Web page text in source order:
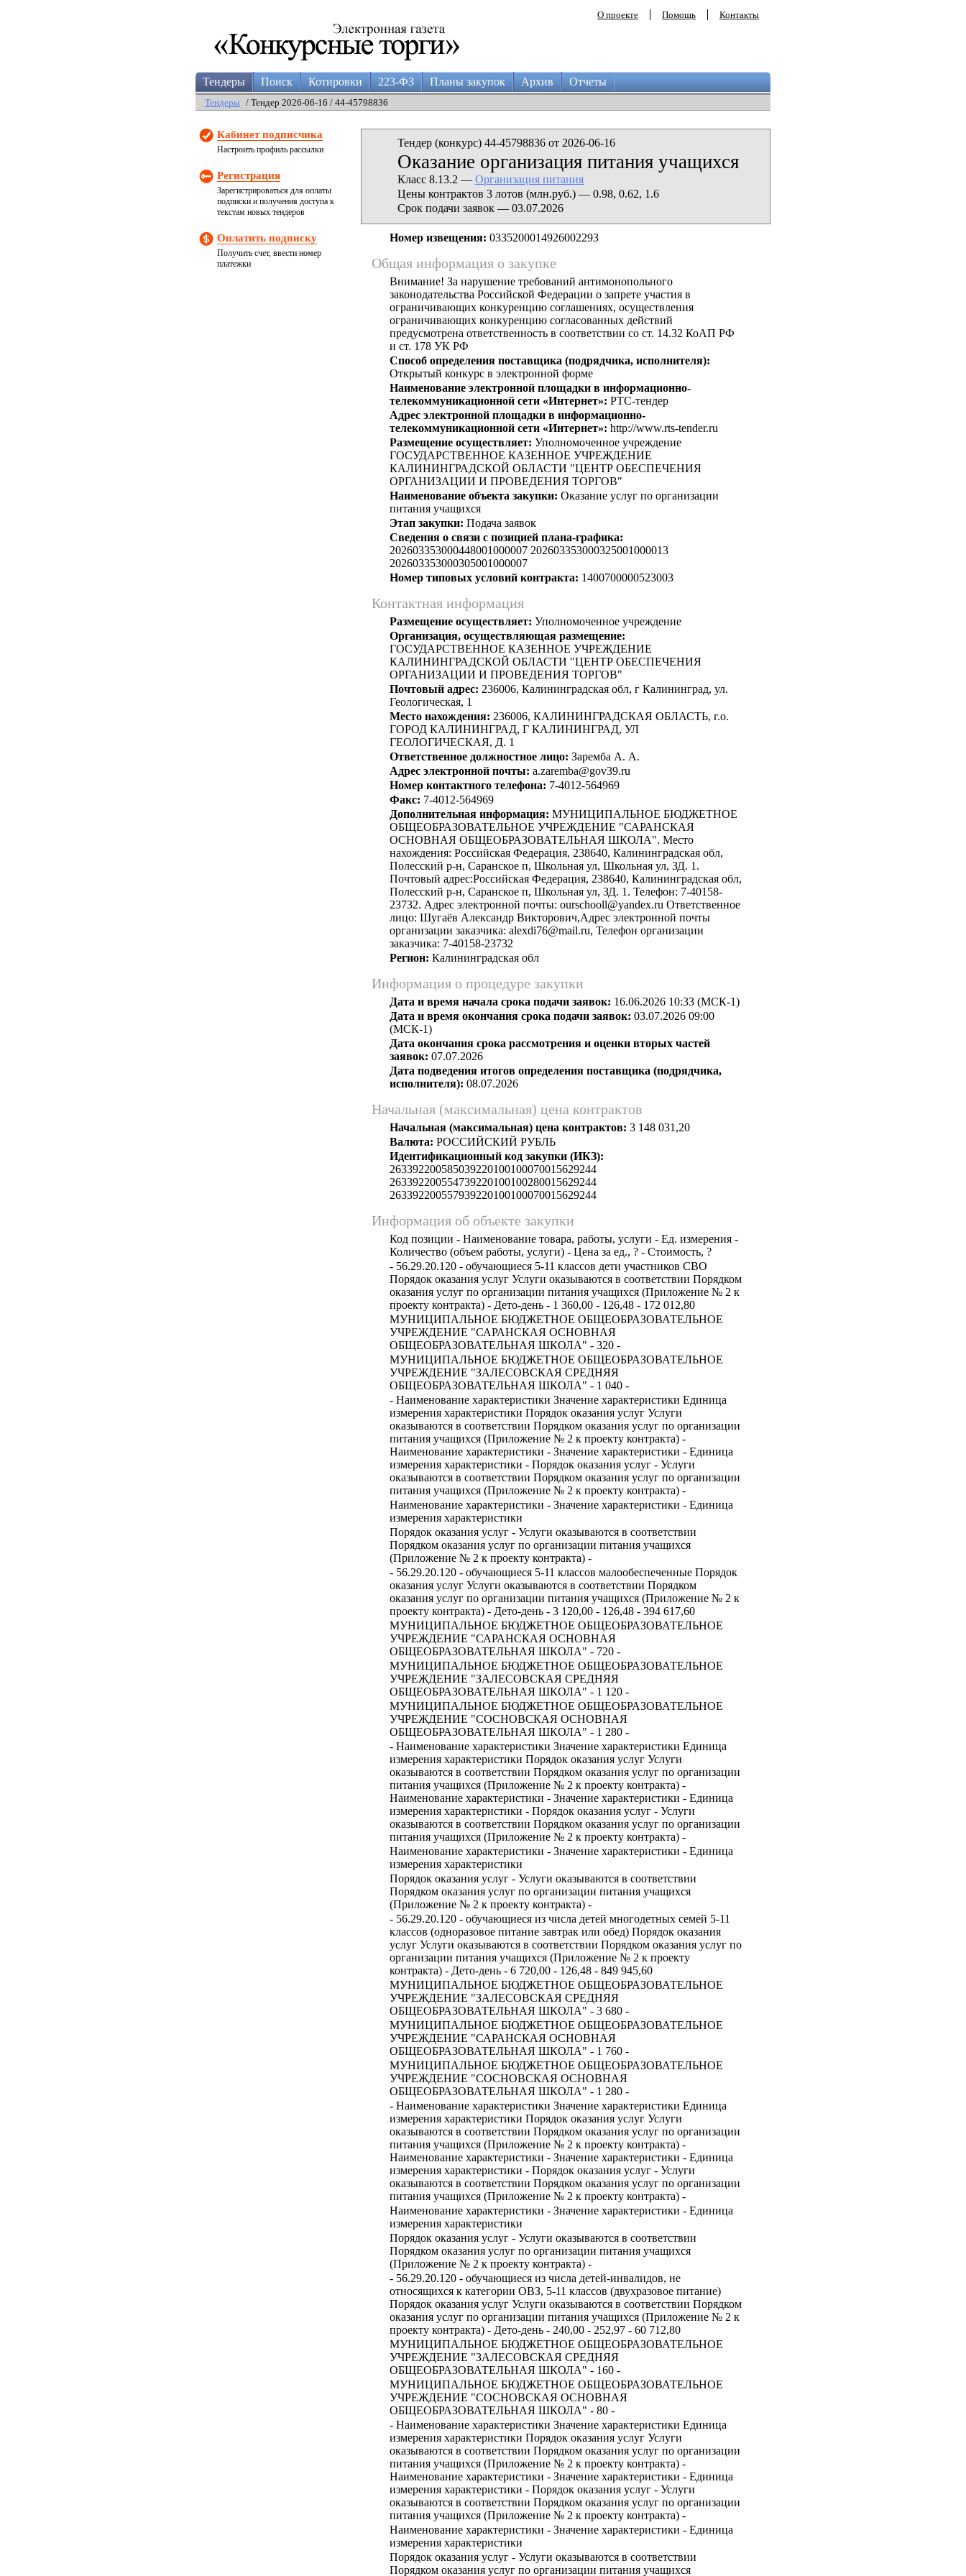
О проекте Помощь Контакты
Тендеры Поиск Котировки 223-ФЗ Планы закупок Архив Отчеты
Тендеры / Тендер 2026-06-16 / 44-45798836
Кабинет подписчика
Настроить профиль рассылки
Регистрация
Зарегистрироваться для оплаты
подписки и получения доступа к
текстам новых тендеров
Оплатить подписку
Получить счет, ввести номер
платежки
Тендер (конкурс) 44-45798836 от 2026-06-16
Оказание организация питания учащихся
Класс 8.13.2 — Организация питания
Цены контрактов 3 лотов (млн.руб.) — 0.98, 0.62, 1.6
Срок подачи заявок — 03.07.2026
Номер извещения: 0335200014926002293
Общая информация о закупке
Внимание! За нарушение требований антимонопольного
законодательства Российской Федерации о запрете участия в
ограничивающих конкуренцию соглашениях, осуществления
ограничивающих конкуренцию согласованных действий
предусмотрена ответственность в соответствии со ст. 14.32 КоАП РФ
и ст. 178 УК РФ
Способ определения поставщика (подрядчика, исполнителя):
Открытый конкурс в электронной форме
Наименование электронной площадки в информационно-
телекоммуникационной сети «Интернет»: РТС-тендер
Адрес электронной площадки в информационно-
телекоммуникационной сети «Интернет»: http://www.rts-tender.ru
Размещение осуществляет: Уполномоченное учреждение
ГОСУДАРСТВЕННОЕ КАЗЕННОЕ УЧРЕЖДЕНИЕ
КАЛИНИНГРАДСКОЙ ОБЛАСТИ "ЦЕНТР ОБЕСПЕЧЕНИЯ
ОРГАНИЗАЦИИ И ПРОВЕДЕНИЯ ТОРГОВ"
Наименование объекта закупки: Оказание услуг по организации
питания учащихся
Этап закупки: Подача заявок
Сведения о связи с позицией плана-графика:
202603353000448001000007 202603353000325001000013
202603353000305001000007
Номер типовых условий контракта: 1400700000523003
Контактная информация
Размещение осуществляет: Уполномоченное учреждение
Организация, осуществляющая размещение:
ГОСУДАРСТВЕННОЕ КАЗЕННОЕ УЧРЕЖДЕНИЕ
КАЛИНИНГРАДСКОЙ ОБЛАСТИ "ЦЕНТР ОБЕСПЕЧЕНИЯ
ОРГАНИЗАЦИИ И ПРОВЕДЕНИЯ ТОРГОВ"
Почтовый адрес: 236006, Калининградская обл, г Калининград, ул.
Геологическая, 1
Место нахождения: 236006, КАЛИНИНГРАДСКАЯ ОБЛАСТЬ, г.о.
ГОРОД КАЛИНИНГРАД, Г КАЛИНИНГРАД, УЛ
ГЕОЛОГИЧЕСКАЯ, Д. 1
Ответственное должностное лицо: Заремба А. А.
Адрес электронной почты: a.zaremba@gov39.ru
Номер контактного телефона: 7-4012-564969
Факс: 7-4012-564969
Дополнительная информация: МУНИЦИПАЛЬНОЕ БЮДЖЕТНОЕ
ОБЩЕОБРАЗОВАТЕЛЬНОЕ УЧРЕЖДЕНИЕ "САРАНСКАЯ
ОСНОВНАЯ ОБЩЕОБРАЗОВАТЕЛЬНАЯ ШКОЛА". Место
нахождения: Российская Федерация, 238640, Калининградская обл,
Полесский р-н, Саранское п, Школьная ул, Школьная ул, ЗД. 1.
Почтовый адрес:Российская Федерация, 238640, Калининградская обл,
Полесский р-н, Саранское п, Школьная ул, ЗД. 1. Телефон: 7-40158-
23732. Адрес электронной почты: ourschooll@yandex.ru Ответственное
лицо: Шугаёв Александр Викторович,Адрес электронной почты
организации заказчика: alexdi76@mail.ru, Телефон организации
заказчика: 7-40158-23732
Регион: Калининградская обл
Информация о процедуре закупки
Дата и время начала срока подачи заявок: 16.06.2026 10:33 (МСК-1)
Дата и время окончания срока подачи заявок: 03.07.2026 09:00
(МСК-1)
Дата окончания срока рассмотрения и оценки вторых частей
заявок: 07.07.2026
Дата подведения итогов определения поставщика (подрядчика,
исполнителя): 08.07.2026
Начальная (максимальная) цена контрактов
Начальная (максимальная) цена контрактов: 3 148 031,20
Валюта: РОССИЙСКИЙ РУБЛЬ
Идентификационный код закупки (ИКЗ):
263392200585039220100100070015629244
263392200554739220100100280015629244
263392200557939220100100070015629244
Информация об объекте закупки
Код позиции - Наименование товара, работы, услуги - Ед. измерения -
Количество (объем работы, услуги) - Цена за ед., ? - Стоимость, ?
- 56.29.20.120 - обучающиеся 5-11 классов дети участников СВО
Порядок оказания услуг Услуги оказываются в соответствии Порядком
оказания услуг по организации питания учащихся (Приложение № 2 к
проекту контракта) - Дето-день - 1 360,00 - 126,48 - 172 012,80
МУНИЦИПАЛЬНОЕ БЮДЖЕТНОЕ ОБЩЕОБРАЗОВАТЕЛЬНОЕ
УЧРЕЖДЕНИЕ "САРАНСКАЯ ОСНОВНАЯ
ОБЩЕОБРАЗОВАТЕЛЬНАЯ ШКОЛА" - 320 -
МУНИЦИПАЛЬНОЕ БЮДЖЕТНОЕ ОБЩЕОБРАЗОВАТЕЛЬНОЕ
УЧРЕЖДЕНИЕ "ЗАЛЕСОВСКАЯ СРЕДНЯЯ
ОБЩЕОБРАЗОВАТЕЛЬНАЯ ШКОЛА" - 1 040 -
- Наименование характеристики Значение характеристики Единица
измерения характеристики Порядок оказания услуг Услуги
оказываются в соответствии Порядком оказания услуг по организации
питания учащихся (Приложение № 2 к проекту контракта) -
Наименование характеристики - Значение характеристики - Единица
измерения характеристики - Порядок оказания услуг - Услуги
оказываются в соответствии Порядком оказания услуг по организации
питания учащихся (Приложение № 2 к проекту контракта) -
Наименование характеристики - Значение характеристики - Единица
измерения характеристики
Порядок оказания услуг - Услуги оказываются в соответствии
Порядком оказания услуг по организации питания учащихся
(Приложение № 2 к проекту контракта) -
- 56.29.20.120 - обучающиеся 5-11 классов малообеспеченные Порядок
оказания услуг Услуги оказываются в соответствии Порядком
оказания услуг по организации питания учащихся (Приложение № 2 к
проекту контракта) - Дето-день - 3 120,00 - 126,48 - 394 617,60
МУНИЦИПАЛЬНОЕ БЮДЖЕТНОЕ ОБЩЕОБРАЗОВАТЕЛЬНОЕ
УЧРЕЖДЕНИЕ "САРАНСКАЯ ОСНОВНАЯ
ОБЩЕОБРАЗОВАТЕЛЬНАЯ ШКОЛА" - 720 -
МУНИЦИПАЛЬНОЕ БЮДЖЕТНОЕ ОБЩЕОБРАЗОВАТЕЛЬНОЕ
УЧРЕЖДЕНИЕ "ЗАЛЕСОВСКАЯ СРЕДНЯЯ
ОБЩЕОБРАЗОВАТЕЛЬНАЯ ШКОЛА" - 1 120 -
МУНИЦИПАЛЬНОЕ БЮДЖЕТНОЕ ОБЩЕОБРАЗОВАТЕЛЬНОЕ
УЧРЕЖДЕНИЕ "СОСНОВСКАЯ ОСНОВНАЯ
ОБЩЕОБРАЗОВАТЕЛЬНАЯ ШКОЛА" - 1 280 -
- Наименование характеристики Значение характеристики Единица
измерения характеристики Порядок оказания услуг Услуги
оказываются в соответствии Порядком оказания услуг по организации
питания учащихся (Приложение № 2 к проекту контракта) -
Наименование характеристики - Значение характеристики - Единица
измерения характеристики - Порядок оказания услуг - Услуги
оказываются в соответствии Порядком оказания услуг по организации
питания учащихся (Приложение № 2 к проекту контракта) -
Наименование характеристики - Значение характеристики - Единица
измерения характеристики
Порядок оказания услуг - Услуги оказываются в соответствии
Порядком оказания услуг по организации питания учащихся
(Приложение № 2 к проекту контракта) -
- 56.29.20.120 - обучающиеся из числа детей многодетных семей 5-11
классов (одноразовое питание завтрак или обед) Порядок оказания
услуг Услуги оказываются в соответствии Порядком оказания услуг по
организации питания учащихся (Приложение № 2 к проекту
контракта) - Дето-день - 6 720,00 - 126,48 - 849 945,60
МУНИЦИПАЛЬНОЕ БЮДЖЕТНОЕ ОБЩЕОБРАЗОВАТЕЛЬНОЕ
УЧРЕЖДЕНИЕ "ЗАЛЕСОВСКАЯ СРЕДНЯЯ
ОБЩЕОБРАЗОВАТЕЛЬНАЯ ШКОЛА" - 3 680 -
МУНИЦИПАЛЬНОЕ БЮДЖЕТНОЕ ОБЩЕОБРАЗОВАТЕЛЬНОЕ
УЧРЕЖДЕНИЕ "САРАНСКАЯ ОСНОВНАЯ
ОБЩЕОБРАЗОВАТЕЛЬНАЯ ШКОЛА" - 1 760 -
МУНИЦИПАЛЬНОЕ БЮДЖЕТНОЕ ОБЩЕОБРАЗОВАТЕЛЬНОЕ
УЧРЕЖДЕНИЕ "СОСНОВСКАЯ ОСНОВНАЯ
ОБЩЕОБРАЗОВАТЕЛЬНАЯ ШКОЛА" - 1 280 -
- Наименование характеристики Значение характеристики Единица
измерения характеристики Порядок оказания услуг Услуги
оказываются в соответствии Порядком оказания услуг по организации
питания учащихся (Приложение № 2 к проекту контракта) -
Наименование характеристики - Значение характеристики - Единица
измерения характеристики - Порядок оказания услуг - Услуги
оказываются в соответствии Порядком оказания услуг по организации
питания учащихся (Приложение № 2 к проекту контракта) -
Наименование характеристики - Значение характеристики - Единица
измерения характеристики
Порядок оказания услуг - Услуги оказываются в соответствии
Порядком оказания услуг по организации питания учащихся
(Приложение № 2 к проекту контракта) -
- 56.29.20.120 - обучающиеся из числа детей-инвалидов, не
относящихся к категории ОВЗ, 5-11 классов (двухразовое питание)
Порядок оказания услуг Услуги оказываются в соответствии Порядком
оказания услуг по организации питания учащихся (Приложение № 2 к
проекту контракта) - Дето-день - 240,00 - 252,97 - 60 712,80
МУНИЦИПАЛЬНОЕ БЮДЖЕТНОЕ ОБЩЕОБРАЗОВАТЕЛЬНОЕ
УЧРЕЖДЕНИЕ "ЗАЛЕСОВСКАЯ СРЕДНЯЯ
ОБЩЕОБРАЗОВАТЕЛЬНАЯ ШКОЛА" - 160 -
МУНИЦИПАЛЬНОЕ БЮДЖЕТНОЕ ОБЩЕОБРАЗОВАТЕЛЬНОЕ
УЧРЕЖДЕНИЕ "СОСНОВСКАЯ ОСНОВНАЯ
ОБЩЕОБРАЗОВАТЕЛЬНАЯ ШКОЛА" - 80 -
- Наименование характеристики Значение характеристики Единица
измерения характеристики Порядок оказания услуг Услуги
оказываются в соответствии Порядком оказания услуг по организации
питания учащихся (Приложение № 2 к проекту контракта) -
Наименование характеристики - Значение характеристики - Единица
измерения характеристики - Порядок оказания услуг - Услуги
оказываются в соответствии Порядком оказания услуг по организации
питания учащихся (Приложение № 2 к проекту контракта) -
Наименование характеристики - Значение характеристики - Единица
измерения характеристики
Порядок оказания услуг - Услуги оказываются в соответствии
Порядком оказания услуг по организации питания учащихся